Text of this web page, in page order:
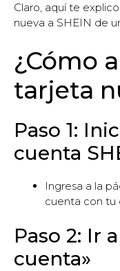
Claro, aquí te
nueva a SHEIN de
¿Cómo
tarjeta
Paso 1:
cuenta
Ingresa a la
cuenta con tu
Paso 2: Ir
cuenta»